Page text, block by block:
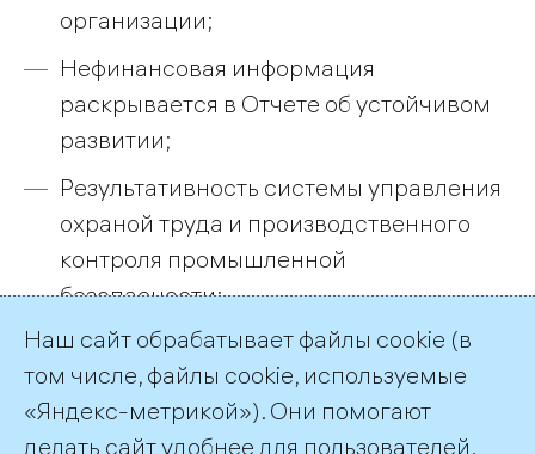
организации;
Нефинансовая информация
раскрывается в Отчете об устойчивом
развитии;
Результативность системы управления
охраной труда и производственного
контроля промышленной
безопасности;
Развитие культуры безопасности;
Раскрывается информация о системе
управления рисками и внутреннего
Наш сайт обрабатывает файлы cookie (в
том числе, файлы cookie, используемые
«Яндекс-метрикой»). Они помогают
делать сайт удобнее для пользователей.